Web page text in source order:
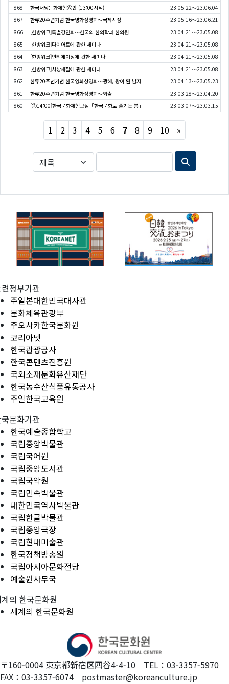
868
한국서당문화체험Ⓐ반 (13:00시작)
23.05.22～23.06.04
867
한류20주년기념 한국영화상영회〜국제시장
23.05.16～23.06.21
866
[한방위크]특별강연회〜한국의 한의학과 한의원
23.04.21～23.05.08
865
[한방위크]다이어트에 관한 세미나
23.04.21～23.05.08
864
[한방위크]안티에이징에 관한 세미나
23.04.21～23.05.08
863
[한방위크]사상체질에 관한 세미나
23.04.21～23.05.08
862
한류20주년기념 한국영화상영회〜광해, 왕이 된 남자
23.04.13～23.05.23
861
한류20주년기념 한국영화상영회〜외출
23.03.28～23.04.20
860
[②14:00]한국문화체험교실「한국문화로 즐기는 봄」 23.03.07～23.03.15
1 2 3 4 5 6 7 8 9 10 »
정부기관
주일본대한민국대사관
문화체육관광부
주오사카한국문화원
코리아넷
한국관광공사
한국콘텐츠진흥원
국외소재문화유산재단
한국농수산식품유통공사
주일한국교육원
문화기관
한국예술종합학교
국립중앙박물관
국립국어원
국립중앙도서관
국립국악원
국립민속박물관
대한민국역사박물관
국립한글박물관
국립중앙극장
국립현대미술관
한국정책방송원
국립아시아문화전당
예술원사무국
의 한국문화원
세계의 한국문화원
〒160-0004 東京都新宿区四谷4-4-10 TEL：03-3357-5970
FAX：03-3357-6074 postmaster@koreanculture.jp